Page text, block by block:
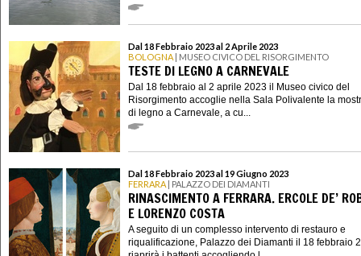
Dal 18 Febbraio 2023 al 2 Aprile 2023
BOLOGNA | MUSEO CIVICO DEL RISORGIMENTO
TESTE DI LEGNO A CARNEVALE
Dal 18 febbraio al 2 aprile 2023 il Museo civico del
Risorgimento accoglie nella Sala Polivalente la
di legno a Carnevale, a cu...
Dal 18 Febbraio 2023 al 19 Giugno 2023
FERRARA | PALAZZO DEI DIAMANTI
RINASCIMENTO A FERRARA. ERCOLE DE’
E LORENZO COSTA
A seguito di un complesso intervento di restauro e
riqualificazione, Palazzo dei Diamanti il 18 febbraio